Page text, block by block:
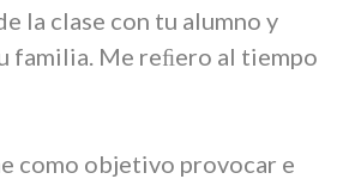
la clase con tu alumno y
familia. Me reﬁero al tiempo
como objetivo provocar e